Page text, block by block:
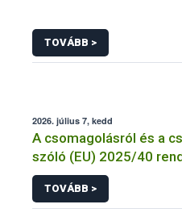
TOVÁBB >
2026. július 7, kedd
A csomagolásról és a
szóló (EU) 2025/40
élelmiszerekkel
szóló 1169/2011/EU
kötelezettségeinek
TOVÁBB >